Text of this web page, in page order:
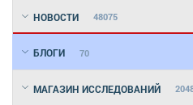
НОВОСТИ 48075
БЛОГИ 70
МАГАЗИН ИССЛЕДОВАНИЙ